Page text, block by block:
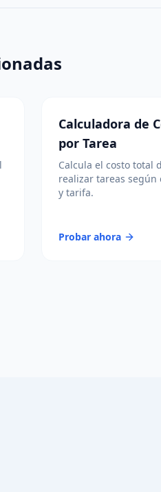
Calculadora de
por Tarea
Calcula el costo total
realizar tareas según
y tarifa.
Probar ahora